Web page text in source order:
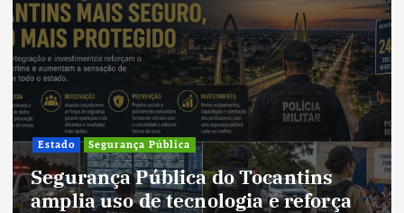
Cultura
Cultura do Tocantins
tradições e fortalece
um estado em constante